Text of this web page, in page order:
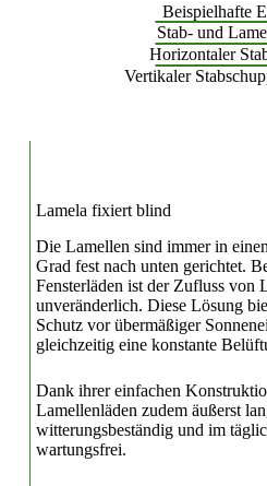
Beispielhafte
Stab- und
Horizontaler
Vertikaler
Lamela fixiert blind
Die Lamellen sind immer in
Grad fest nach unten gerichtet.
Fensterläden ist der Zufluss von
unveränderlich. Diese Lösung
Schutz vor übermäßiger
gleichzeitig eine konstante
Dank ihrer einfachen
Lamellenläden zudem äußerst
witterungsbeständig und im
wartungsfrei.